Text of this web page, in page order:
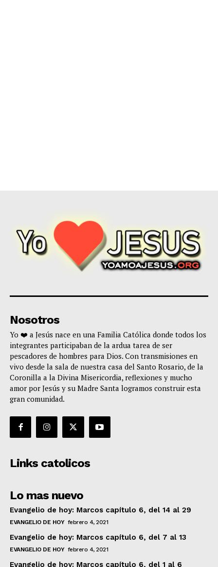
Nosotros
Yo ❤️ a Jesús nace en una Familia Católica donde todos los
integrantes participaban de la ardua tarea de ser
pescadores de hombres para Dios. Con transmisiones en
vivo desde la sala de nuestra casa del Santo Rosario, de la
Coronilla a la Divina Misericordia, reflexiones y mucho
amor por Jesús y su Madre Santa logramos construir esta
gran comunidad.
Links catolicos
Lo mas nuevo
Evangelio de hoy: Marcos capítulo 6, del 14 al 29
EVANGELIO DE HOY febrero 4, 2021
Evangelio de hoy: Marcos capítulo 6, del 7 al 13
EVANGELIO DE HOY febrero 4, 2021
Evangelio de hoy: Marcos capítulo 6, del 1 al 6